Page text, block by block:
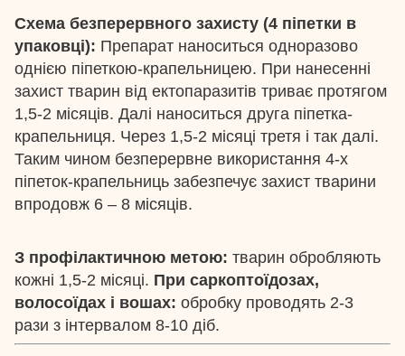
Схема безперервного захисту (4 піпетки в
упаковці): Препарат наноситься одноразово
однією піпеткою-крапельницею. При нанесенні
захист тварин від ектопаразитів триває протягом
1,5-2 місяців. Далі наноситься друга піпетка-
крапельниця. Через 1,5-2 місяці третя і так далі.
Таким чином безперервне використання 4-х
піпеток-крапельниць забезпечує захист тварини
впродовж 6 – 8 місяців.
З профілактичною метою: тварин обробляють
кожні 1,5-2 місяці. При саркоптоїдозах,
волосоїдах і вошах: обробку проводять 2-3
рази з інтервалом 8-10 діб.